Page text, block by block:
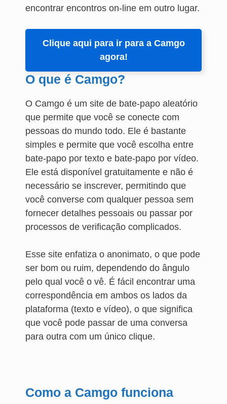
encontrar encontros on-line em outro lugar.
Clique aqui para ir para a Camgo
agora!
O que é Camgo?
O Camgo é um site de bate-papo aleatório
que permite que você se conecte com
pessoas do mundo todo. Ele é bastante
simples e permite que você escolha entre
bate-papo por texto e bate-papo por vídeo.
Ele está disponível gratuitamente e não é
necessário se inscrever, permitindo que
você converse com qualquer pessoa sem
fornecer detalhes pessoais ou passar por
processos de verificação complicados.
Esse site enfatiza o anonimato, o que pode
ser bom ou ruim, dependendo do ângulo
pelo qual você o vê. É fácil encontrar uma
correspondência em ambos os lados da
plataforma (texto e vídeo), o que significa
que você pode passar de uma conversa
para outra com um único clique.
Como a Camgo funciona